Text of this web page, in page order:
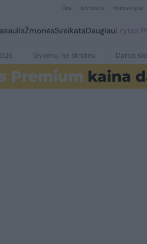
Orai Lrytas.tv Horoskopai
ŽmonėsSveikataDaugiauLrytas
Gyvenu, ne skrolinu Darbo